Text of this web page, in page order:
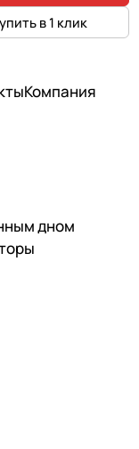
в 1 клик
Компания
дном